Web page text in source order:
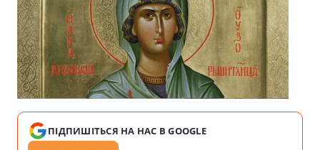
ПІДПИШІТЬСЯ НА НАС В GOOGLE